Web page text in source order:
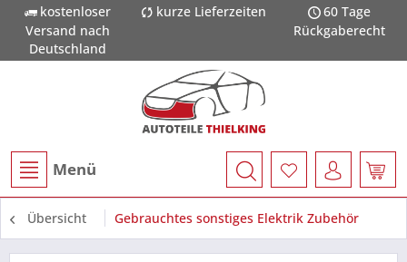
kostenloser
Versand nach
Deutschland
kurze Lieferzeiten
60 Tage
Rückgaberecht
Menü
Übersicht Gebrauchtes sonstiges Elektrik Zubehör